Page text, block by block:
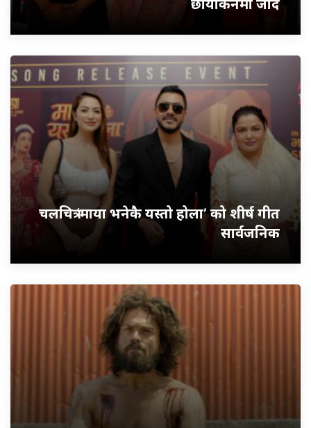
छायांकनमा जादै
चलचित्र ‘माया भनेकै यस्तो होला’ को शीर्ष गीत
सार्वजनिक